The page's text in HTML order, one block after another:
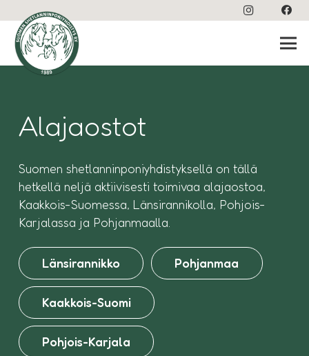
Alajaostot
Suomen shetlanninponiyhdistyksellä on tällä
hetkellä neljä aktiivisesti toimivaa alajaostoa,
Kaakkois-Suomessa, Länsirannikolla, Pohjois-
Karjalassa ja Pohjanmaalla.
Länsirannikko Pohjanmaa
Kaakkois-Suomi
Pohjois-Karjala